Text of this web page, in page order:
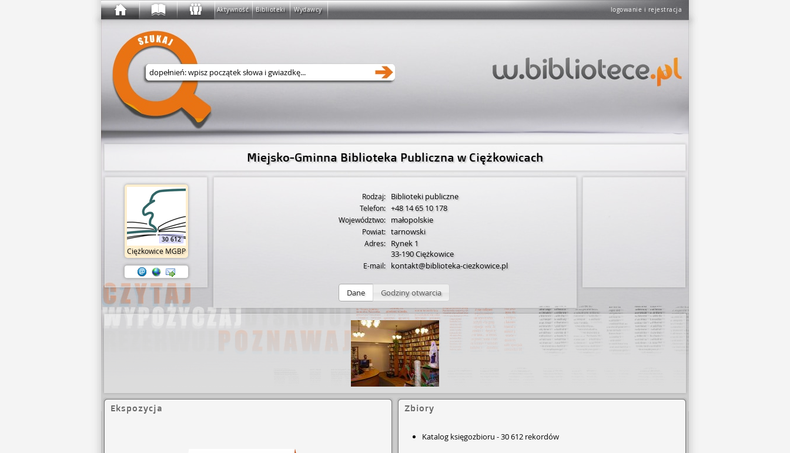
logowanie i rejestracja
Aktywność Biblioteki Wydawcy
Wyszukaj w serwisie
Miejsko-Gminna Biblioteka Publiczna w Ciężkowicach
Ciężkowice MGBP
30 612
Rodzaj: Biblioteki publiczne
Telefon: +48 14 65 10 178
Województwo: małopolskie
Powiat: tarnowski
Adres:
Rynek 1
33-190Ciężkowice
E-mail: kontakt@biblioteka-ciezkowice.pl
Dane Godziny otwarcia
Ekspozycja Zbiory
Katalog księgozbioru -30 612 rekordów